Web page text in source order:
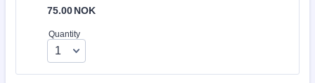
75.00 NOK
75.00NOK
Quantity